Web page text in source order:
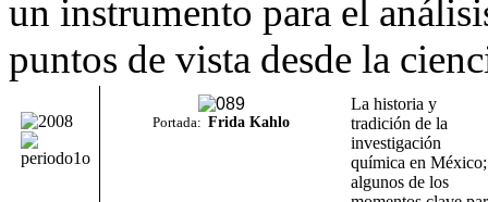
un instrumento para el
puntos de vista desde la
Portada: Frida Kahlo
La historia y
tradición de la
investigación
química en México;
algunos de los